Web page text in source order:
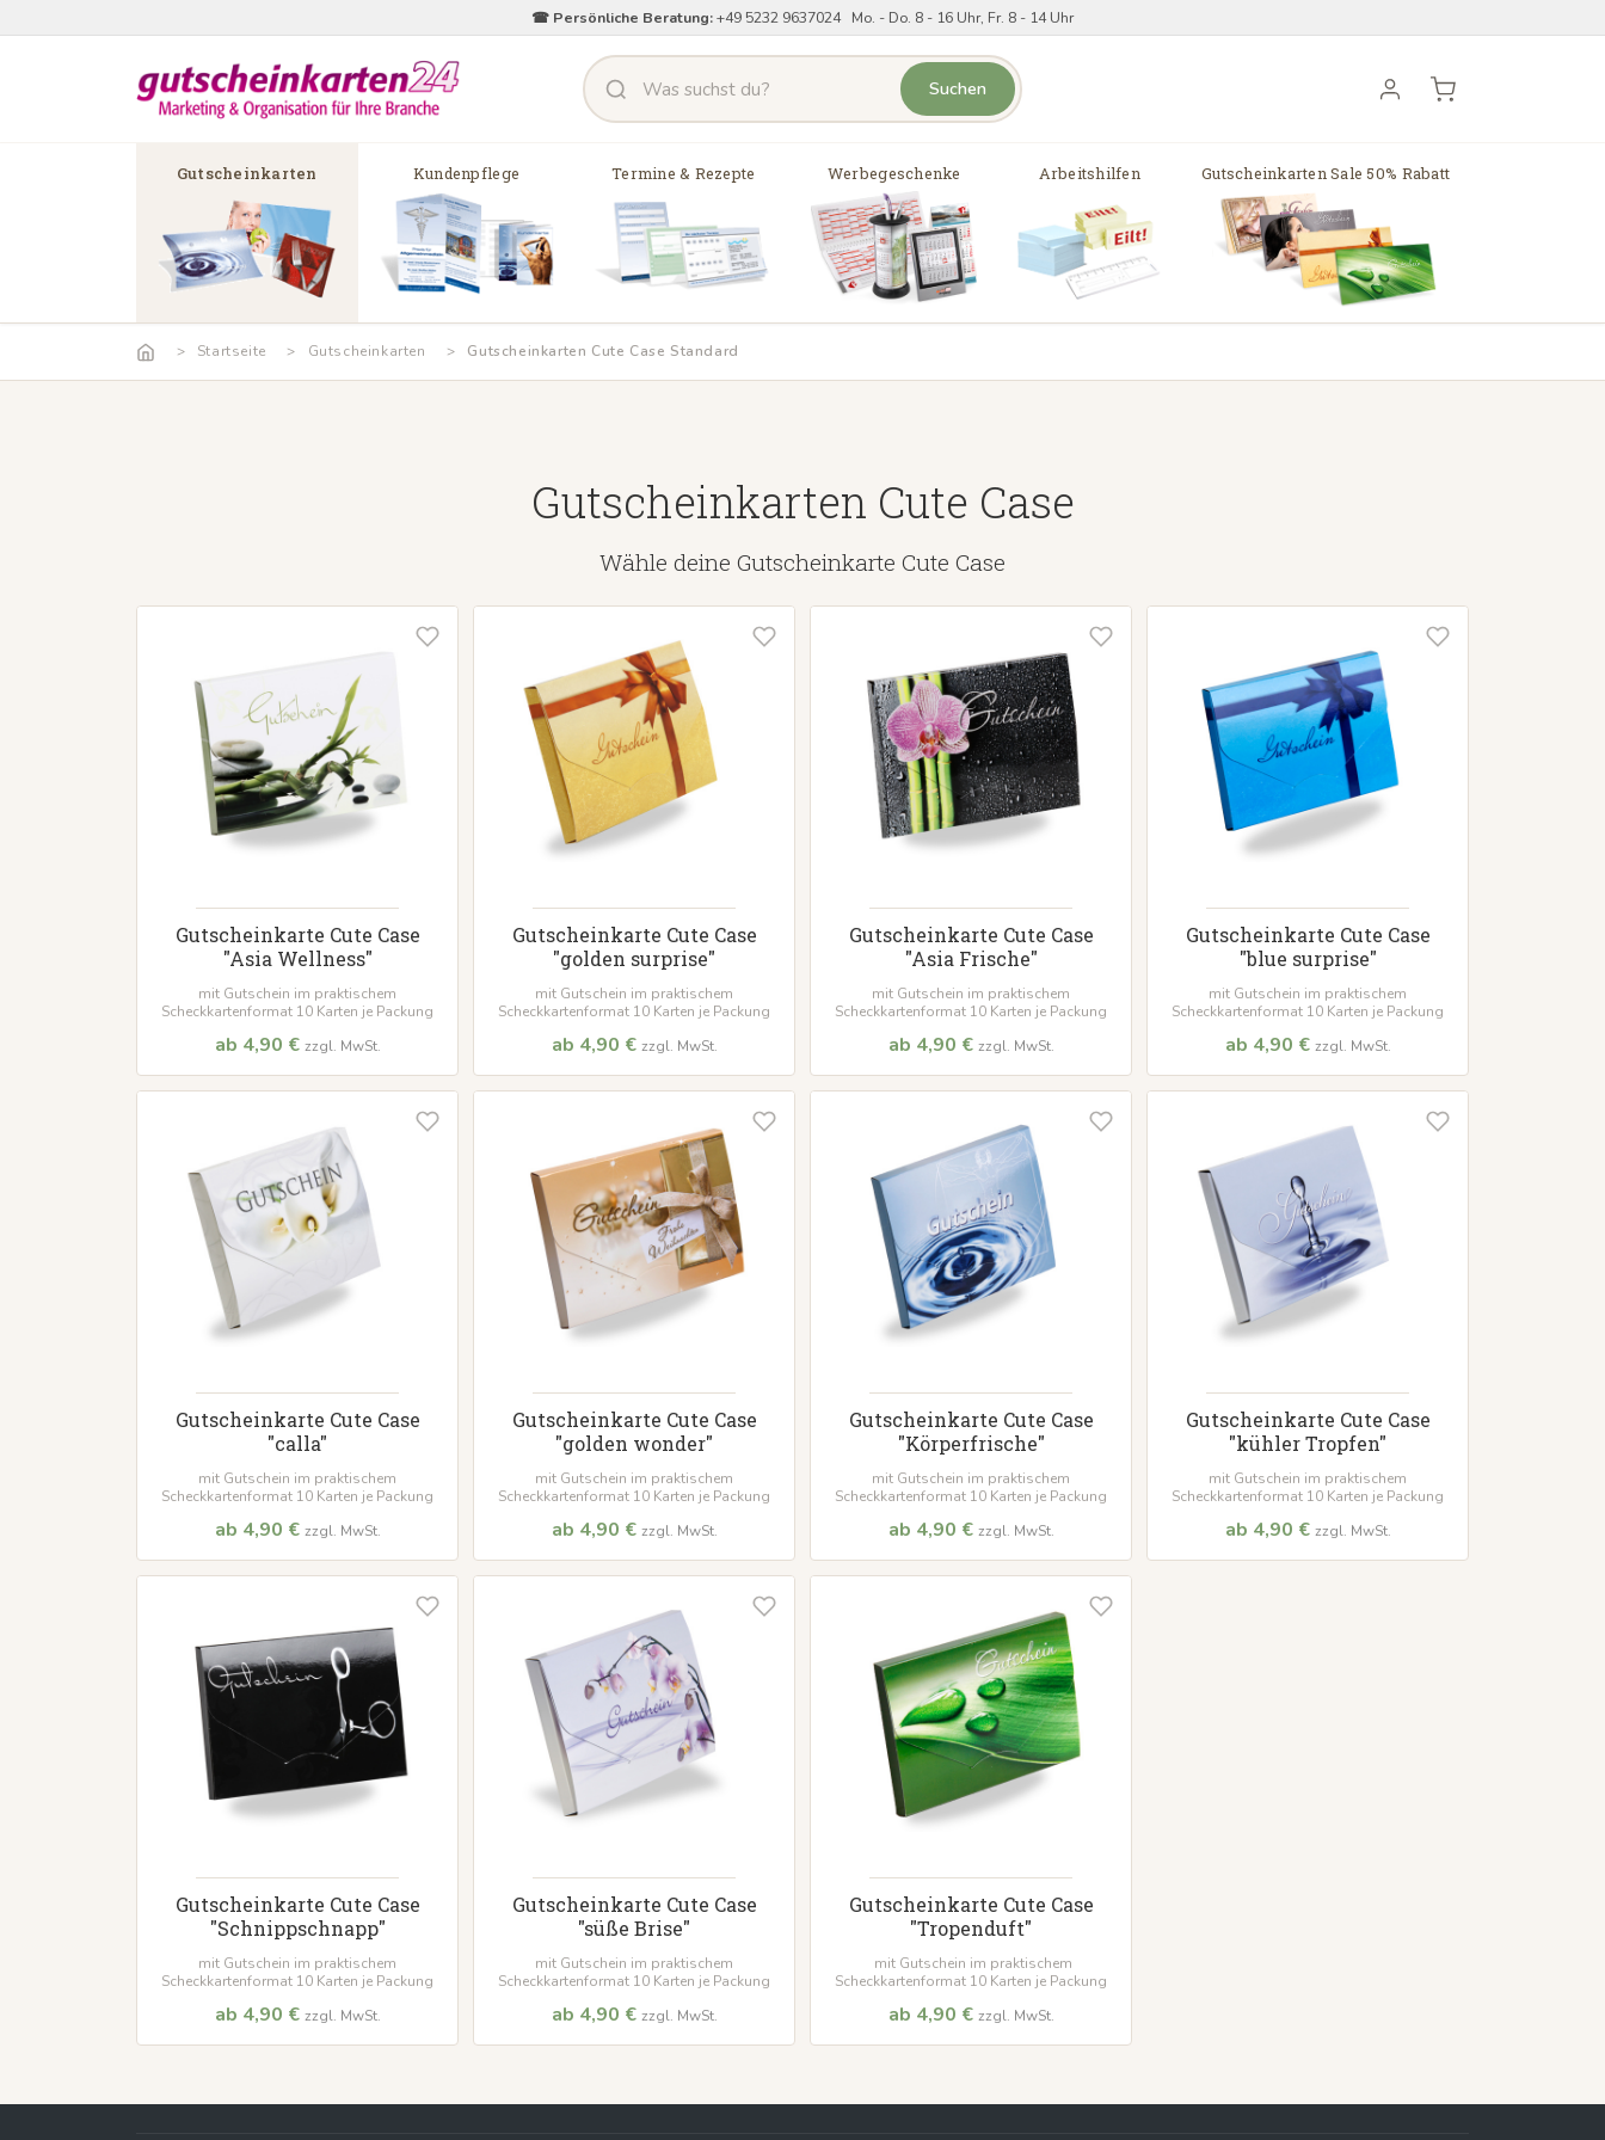
☎ Persönliche Beratung:+49 5232 9637024 Mo. - Do. 8 - 16 Uhr, Fr. 8 - 14 Uhr
Suchen
Gutscheinkarten Kundenpflege Termine & Rezepte Werbegeschenke Arbeitshilfen Gutscheinkarten Sale 50% Rabatt
Startseite Gutscheinkarten Gutscheinkarten Cute Case Standard
Gutscheinkarten Cute Case
Wähle deine Gutscheinkarte Cute Case
Gutscheinkarte Cute Case
"Asia Wellness"
mit Gutschein im praktischem
Scheckkartenformat 10 Karten je Packung
ab 4,90 € zzgl. MwSt.
Gutscheinkarte Cute Case
"golden surprise"
mit Gutschein im praktischem
Scheckkartenformat 10 Karten je Packung
ab 4,90 € zzgl. MwSt.
Gutscheinkarte Cute Case
"Asia Frische"
mit Gutschein im praktischem
Scheckkartenformat 10 Karten je Packung
ab 4,90 € zzgl. MwSt.
Gutscheinkarte Cute Case
"blue surprise"
mit Gutschein im praktischem
Scheckkartenformat 10 Karten je Packung
ab 4,90 € zzgl. MwSt.
Gutscheinkarte Cute Case
"calla"
mit Gutschein im praktischem
Scheckkartenformat 10 Karten je Packung
ab 4,90 € zzgl. MwSt.
Gutscheinkarte Cute Case
"golden wonder"
mit Gutschein im praktischem
Scheckkartenformat 10 Karten je Packung
ab 4,90 € zzgl. MwSt.
Gutscheinkarte Cute Case
"Körperfrische"
mit Gutschein im praktischem
Scheckkartenformat 10 Karten je Packung
ab 4,90 € zzgl. MwSt.
Gutscheinkarte Cute Case
"kühler Tropfen"
mit Gutschein im praktischem
Scheckkartenformat 10 Karten je Packung
ab 4,90 € zzgl. MwSt.
Gutscheinkarte Cute Case
"Schnippschnapp"
mit Gutschein im praktischem
Scheckkartenformat 10 Karten je Packung
ab 4,90 € zzgl. MwSt.
Gutscheinkarte Cute Case
"süße Brise"
mit Gutschein im praktischem
Scheckkartenformat 10 Karten je Packung
ab 4,90 € zzgl. MwSt.
Gutscheinkarte Cute Case
"Tropenduft"
mit Gutschein im praktischem
Scheckkartenformat 10 Karten je Packung
ab 4,90 € zzgl. MwSt.